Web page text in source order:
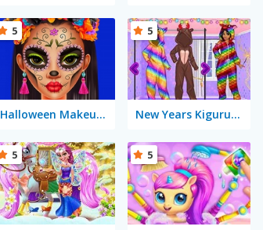
Halloween Makeup Trends
5
New Years Kigurumi
5
5 5